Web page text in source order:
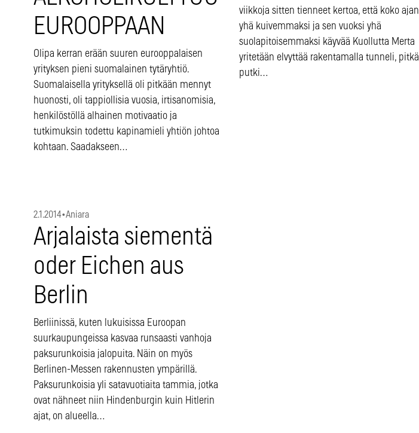
EUROOPPAAN
Olipa kerran erään suuren eurooppalaisen
yrityksen pieni suomalainen tytäryhtiö.
Suomalaisella yrityksellä oli pitkään mennyt
huonosti, oli tappiollisia vuosia, irtisanomisia,
henkilöstöllä alhainen motivaatio ja
tutkimuksin todettu kapinamieli yhtiön johtoa
kohtaan. Saadakseen…
viikkoja sitten tienneet kertoa, että koko ajan
yhä kuivemmaksi ja sen vuoksi yhä
suolapitoisemmaksi käyvää Kuollutta Merta
yritetään elvyttää rakentamalla tunneli, pitkä
putki…
2.1.2014•Aniara
Arjalaista siementä
oder Eichen aus
Berlin
Berliinissä, kuten lukuisissa Euroopan
suurkaupungeissa kasvaa runsaasti vanhoja
paksurunkoisia jalopuita. Näin on myös
Berlinen-Messen rakennusten ympärillä.
Paksurunkoisia yli satavuotiaita tammia, jotka
ovat nähneet niin Hindenburgin kuin Hitlerin
ajat, on alueella…